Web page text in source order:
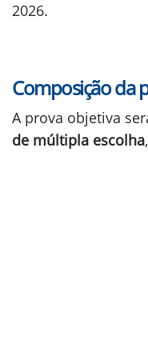
2026.
Composição da
A prova objetiva
de múltipla escolha